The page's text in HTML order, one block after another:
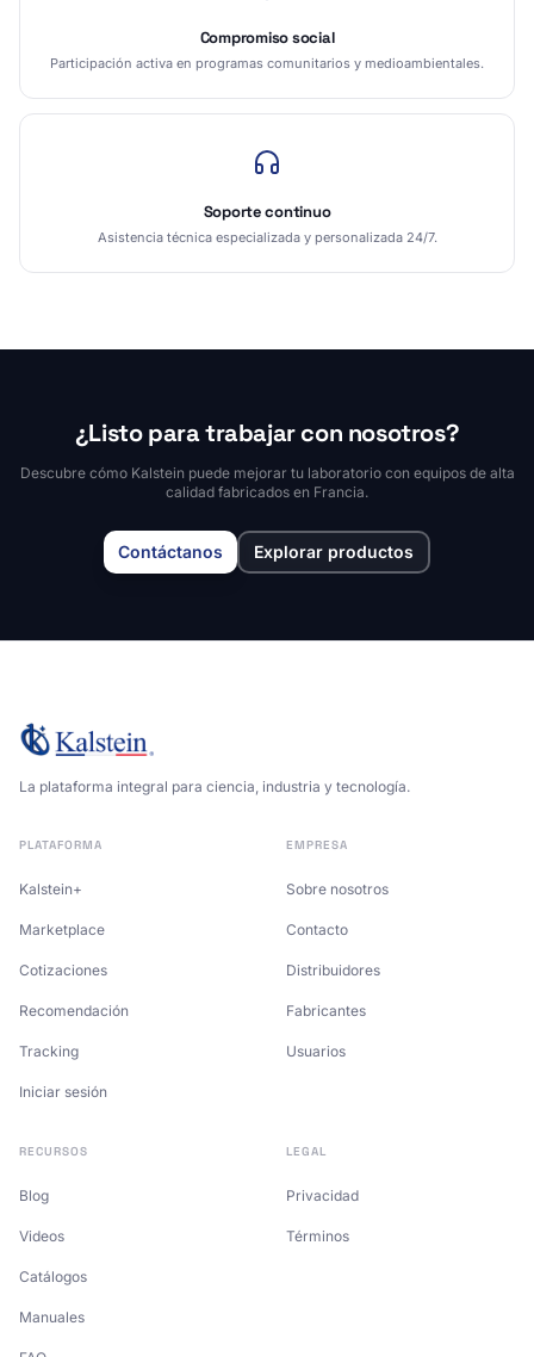
Compromiso social
Participación activa en programas comunitarios y medioambientales.
Soporte continuo
Asistencia técnica especializada y personalizada 24/7.
¿Listo para trabajar con nosotros?
Descubre cómo Kalstein puede mejorar tu laboratorio con equipos de alta
calidad fabricados en Francia.
Contáctanos Explorar productos
La plataforma integral para ciencia, industria y tecnología.
PLATAFORMA
Kalstein+
Marketplace
Cotizaciones
Recomendación
Tracking
Iniciar sesión
EMPRESA
Sobre nosotros
Contacto
Distribuidores
Fabricantes
Usuarios
RECURSOS
Blog
Videos
Catálogos
Manuales
LEGAL
Privacidad
Términos